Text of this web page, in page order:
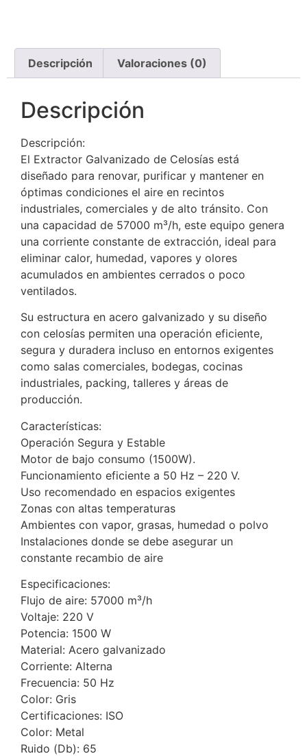
Descripción Valoraciones (0)
Descripción
Descripción:
El Extractor Galvanizado de Celosías está
diseñado para renovar, purificar y mantener en
óptimas condiciones el aire en recintos
industriales, comerciales y de alto tránsito. Con
una capacidad de 57000 m³/h, este equipo genera
una corriente constante de extracción, ideal para
eliminar calor, humedad, vapores y olores
acumulados en ambientes cerrados o poco
ventilados.
Su estructura en acero galvanizado y su diseño
con celosías permiten una operación eficiente,
segura y duradera incluso en entornos exigentes
como salas comerciales, bodegas, cocinas
industriales, packing, talleres y áreas de
producción.
Características:
Operación Segura y Estable
Motor de bajo consumo (1500W).
Funcionamiento eficiente a 50 Hz – 220 V.
Uso recomendado en espacios exigentes
Zonas con altas temperaturas
Ambientes con vapor, grasas, humedad o polvo
Instalaciones donde se debe asegurar un
constante recambio de aire
Especificaciones:
Flujo de aire: 57000 m³/h
Voltaje: 220 V
Potencia: 1500 W
Material: Acero galvanizado
Corriente: Alterna
Frecuencia: 50 Hz
Color: Gris
Certificaciones: ISO
Color: Metal
Ruido (Db): 65